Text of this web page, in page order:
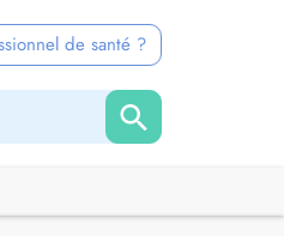
de santé ?